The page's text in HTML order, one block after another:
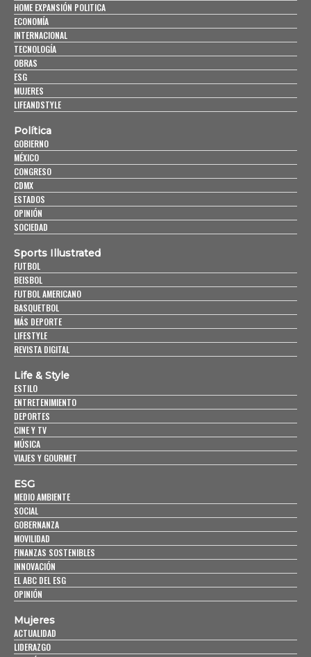
HOME EXPANSIÓN POLITICA
ECONOMÍA
INTERNACIONAL
TECNOLOGÍA
OBRAS
ESG
MUJERES
LIFEANDSTYLE
Política
GOBIERNO
MÉXICO
CONGRESO
CDMX
ESTADOS
OPINIÓN
SOCIEDAD
Sports Illustrated
FUTBOL
BEISBOL
FUTBOL AMERICANO
BASQUETBOL
MÁS DEPORTE
LIFESTYLE
REVISTA DIGITAL
Life & Style
ESTILO
ENTRETENIMIENTO
DEPORTES
CINE Y TV
MÚSICA
VIAJES Y GOURMET
ESG
MEDIO AMBIENTE
SOCIAL
GOBERNANZA
MOVILIDAD
FINANZAS SOSTENIBLES
INNOVACIÓN
EL ABC DEL ESG
OPINIÓN
Mujeres
ACTUALIDAD
LIDERAZGO